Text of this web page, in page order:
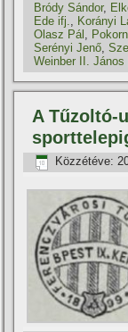
Bródy Sándor,
Ede ifj., Korányi
Olasz Pál ,
Serényi Jenő,
Weinber II. János
A Tűzoltó-
Közzétéve: